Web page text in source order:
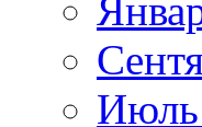
Июль